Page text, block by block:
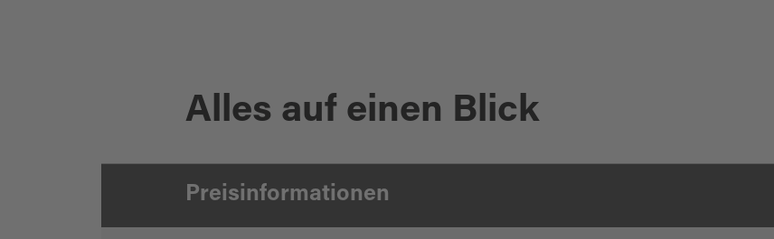
Alles auf einen Blick
Preisinformationen